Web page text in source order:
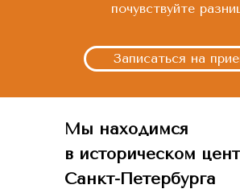
почувствуйте
Записаться на
Мы находимся
в историческом
Санкт-Петербурга